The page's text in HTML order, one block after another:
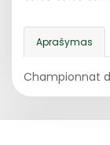
Aprašymas
Championnat